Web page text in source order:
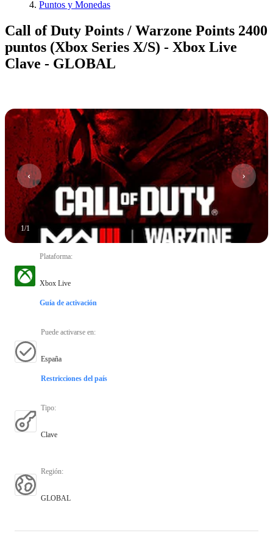
Puntos y Monedas
Call of Duty Points / Warzone Points 2400
puntos (Xbox Series X/S) - Xbox Live
Clave - GLOBAL
1/1
Plataforma:
Xbox Live
Guía de activación
Puede activarse en:
España
Restricciones del país
Tipo:
Clave
Región:
GLOBAL